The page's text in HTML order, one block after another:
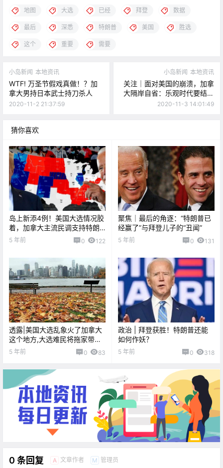
地图 大选 已经 拜登 数据
最后 深悉 特朗普 美国 胜选
这个 重要 需要
小岛新闻 本地资讯
WTF! 万圣节假戏真做！？加
拿大男持日本武士持刀杀人
2020-11-2 21:37:59
小岛新闻 本地资讯
关注｜面对美国的崩溃，加拿
大隔岸自省：乐观时代要结束
了么？
2020-11-3 14:01:49
猜你喜欢
岛上新添4例！美国大选情况胶
着，加拿大主流民调支持特朗
普？！
5 年前 0 122
聚焦｜最后的角逐：“特朗普已
经赢了”与拜登儿子的“丑闻”
5 年前 0 131
透露|美国大选乱象火了加拿大
这个地方,大选难民将拖家带口
涌来
5 年前 0 83
政治 | 拜登获胜！特朗普还能
如何作妖？
5 年前 0 318
0 条回复 A 文章作者 M 管理员